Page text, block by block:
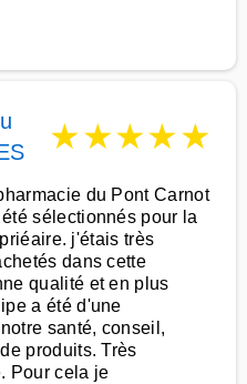
★★★★★
du Pont Carnot
sélectionnés pour la
j'étais très
dans cette
qualité et en plus
a été d'une
santé, conseil,
produits. Très
Pour cela je